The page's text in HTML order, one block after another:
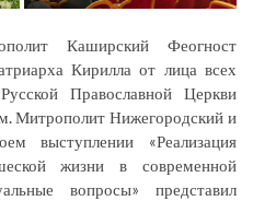
Каширский Феогност
Кирилла от лица всех
Православной Церкви
Митрополит Нижегородский и
выступлении «Реализация
жизни в современной
вопросы» представил